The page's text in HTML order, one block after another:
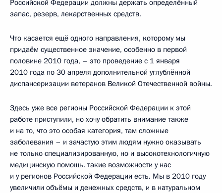
Российской Федерации должны держать определённый
запас, резерв, лекарственных средств.
Что касается ещё одного направления, которому мы
придаём существенное значение, особенно в первой
половине 2010 года, – это проведение с 1 января
2010 года по 30 апреля дополнительной углублённой
диспансеризации ветеранов Великой Отечественной войны.
Здесь уже все регионы Российской Федерации к этой
работе приступили, но хочу обратить внимание также
и на то, что это особая категория, там сложные
заболевания – и зачастую этим людям нужно оказывать
не только специализированную, но и высокотехнологичную
медицинскую помощь. такие возможности у нас
и у регионов Российской Федерации есть. Мы в 2010 году
увеличили объёмы и денежных средств, и в натуральном